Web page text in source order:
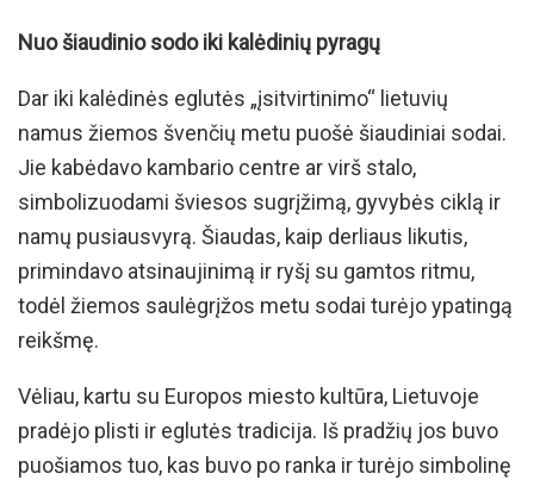
Nuo šiaudinio sodo iki kalėdinių pyragų
Dar iki kalėdinės eglutės „įsitvirtinimo“ lietuvių
namus žiemos švenčių metu puošė šiaudiniai sodai.
Jie kabėdavo kambario centre ar virš stalo,
simbolizuodami šviesos sugrįžimą, gyvybės ciklą ir
namų pusiausvyrą. Šiaudas, kaip derliaus likutis,
primindavo atsinaujinimą ir ryšį su gamtos ritmu,
todėl žiemos saulėgrįžos metu sodai turėjo ypatingą
reikšmę.
Vėliau, kartu su Europos miesto kultūra, Lietuvoje
pradėjo plisti ir eglutės tradicija. Iš pradžių jos buvo
puošiamos tuo, kas buvo po ranka ir turėjo simbolinę